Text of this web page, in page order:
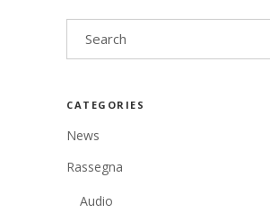
CATEGORIES
News
Rassegna
Audio